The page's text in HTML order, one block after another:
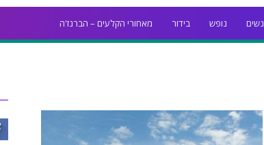
נשים נופש בידור מאחורי הקלעים – הברנז'ה